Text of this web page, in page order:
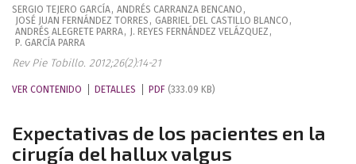
SERGIO TEJERO GARCÍA, ANDRÉS CARRANZA BENCANO ,
JOSÉ JUAN FERNÁNDEZ TORRES , GABRIEL DEL CASTILLO BLANCO ,
ANDRÉS ALEGRETE PARRA, J. REYES FERNÁNDEZ VELÁZQUEZ ,
P. GARCÍA PARRA
Rev Pie Tobillo. 2012;26(2):14-21
VER CONTENIDO DETALLES PDF (333.09 KB)
Expectativas de los pacientes en la
cirugía del hallux valgus